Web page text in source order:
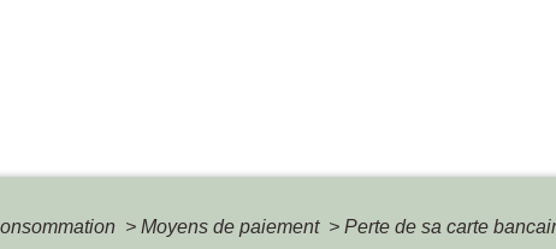
> Moyens de paiement > Perte de sa carte